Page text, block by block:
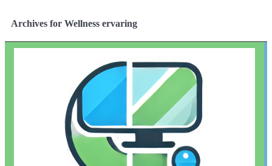
Archives for Wellness ervaring